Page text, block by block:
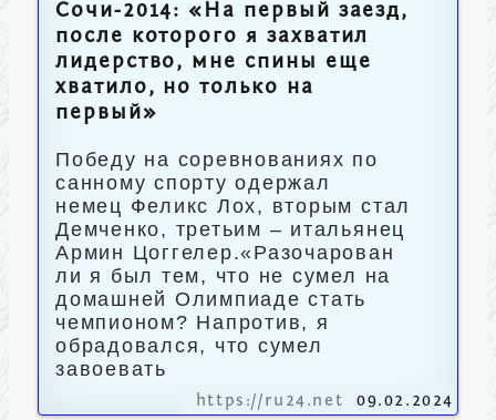
Сочи-2014: «На первый заезд,
после которого я захватил
лидерство, мне спины еще
хватило, но только на
первый»
Победу на соревнованиях по
санному спорту одержал
немец Феликс Лох, вторым стал
Демченко, третьим – итальянец
Армин Цоггелер.«Разочарован
ли я был тем, что не сумел на
домашней Олимпиаде стать
чемпионом? Напротив, я
обрадовался, что сумел
завоевать
https://ru24.net 09.02.2024